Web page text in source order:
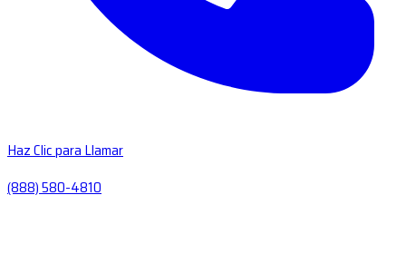
Haz Clic para Llamar
(888) 580-4810